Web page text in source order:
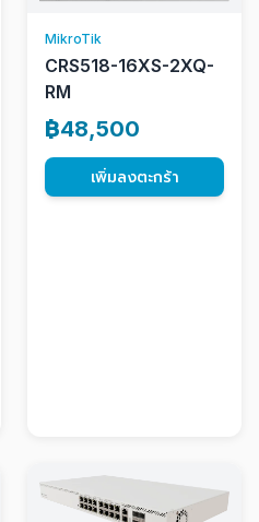
MikroTik
CRS518-16XS-2XQ-
RM
฿48,500
เพิ่มลงตะกร้า